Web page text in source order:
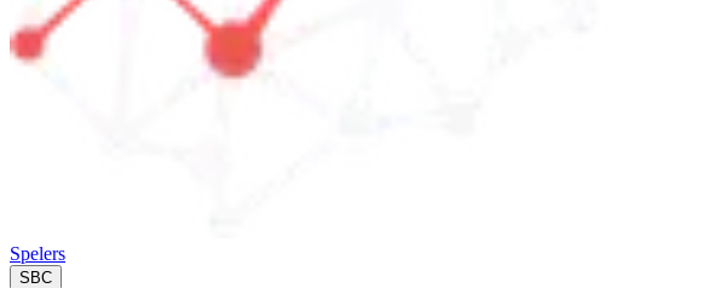
Spelers
SBC